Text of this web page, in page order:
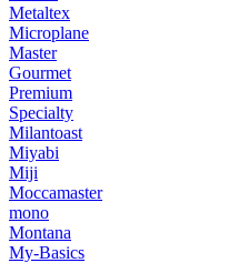
Metaltex
Microplane
Master
Gourmet
Premium
Specialty
Milantoast
Miyabi
Miji
Moccamaster
mono
Montana
My-Basics